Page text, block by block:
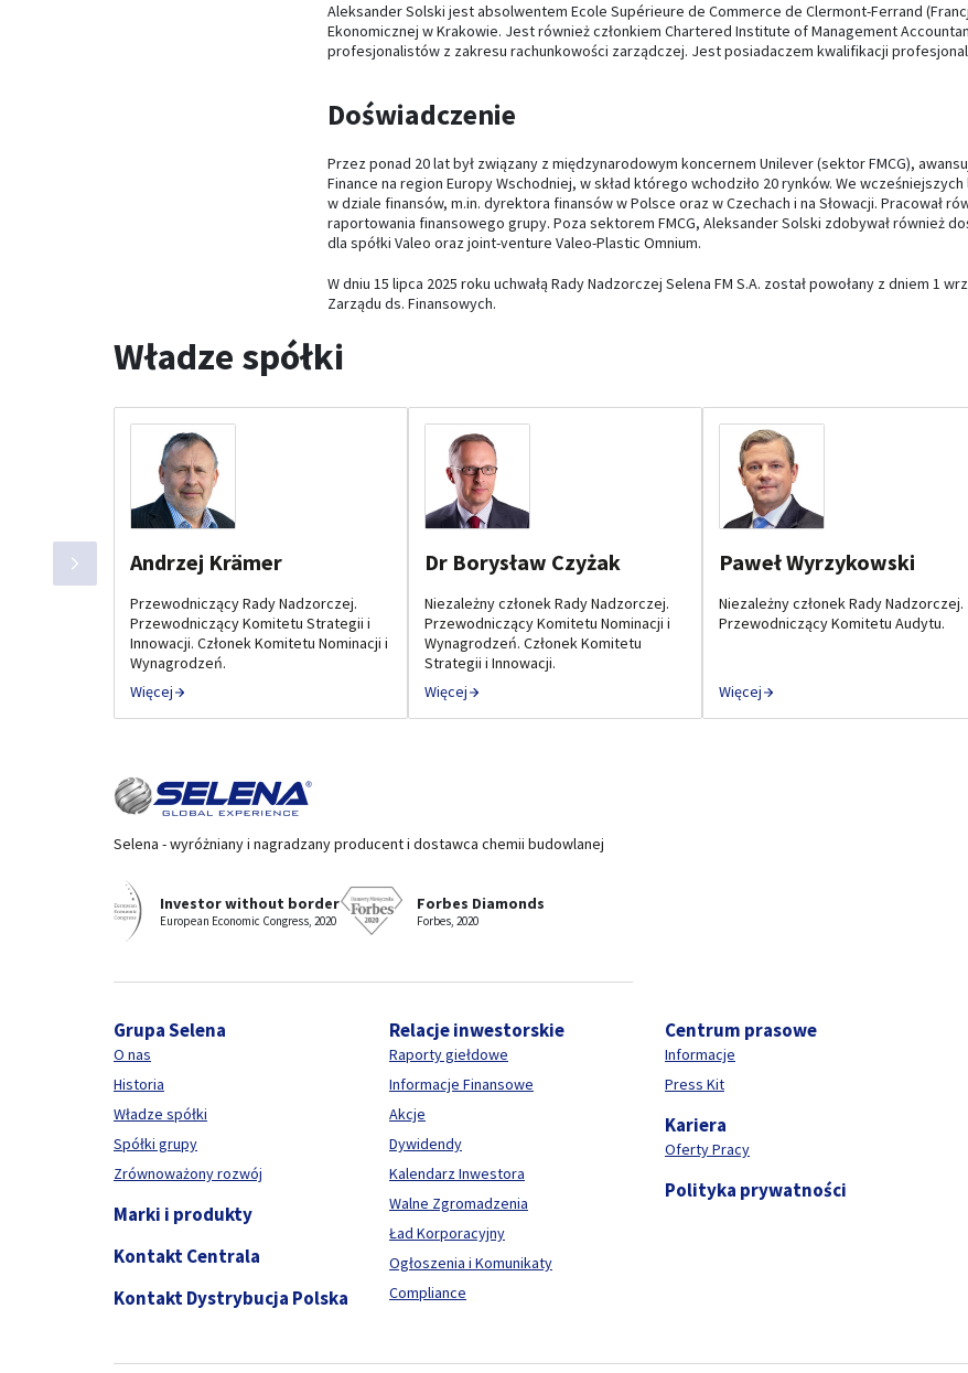
Aleksander Solski jest absolwentem Ecole Supérieure de Commerce de Clermont-Ferrand
Ekonomicznej w Krakowie. Jest również członkiem Chartered Institute of Management
profesjonalistów z zakresu rachunkowości zarządczej. Jest posiadaczem kwalifikacji
Doświadczenie
Przez ponad 20 lat był związany z międzynarodowym koncernem Unilever (sektor FMCG),
Finance na region Europy Wschodniej, w skład którego wchodziło 20 rynków. We
w dziale finansów, m.in. dyrektora finansów w Polsce oraz w Czechach i na Słowacji. Pracował
raportowania finansowego grupy. Poza sektorem FMCG, Aleksander Solski zdobywał również
dla spółki Valeo oraz joint-venture Valeo-Plastic Omnium.
W dniu 15 lipca 2025 roku uchwałą Rady Nadzorczej Selena FM S.A. został powołany z dniem 1
Zarządu ds. Finansowych.
Władze spółki
Andrzej Krämer
Przewodniczący Rady Nadzorczej.
Przewodniczący Komitetu Strategii i
Innowacji. Członek Komitetu Nominacji i
Wynagrodzeń.
Więcej
Dr Borysław Czyżak
Niezależny członek Rady Nadzorczej.
Przewodniczący Komitetu Nominacji i
Wynagrodzeń. Członek Komitetu
Strategii i Innowacji.
Więcej
Paweł Wyrzykowski
Niezależny członek Rady Nadzorczej.
Przewodniczący Komitetu Audytu.
Więcej
Selena - wyróżniany i nagradzany producent i dostawca chemii budowlanej
Investor without border
European Economic Congress, 2020
Forbes Diamonds
Forbes, 2020
Grupa Selena
O nas
Historia
Władze spółki
Spółki grupy
Zrównoważony rozwój
Marki i produkty
Kontakt Centrala
Kontakt Dystrybucja Polska
Relacje inwestorskie
Raporty giełdowe
Informacje Finansowe
Akcje
Dywidendy
Kalendarz Inwestora
Walne Zgromadzenia
Ład Korporacyjny
Ogłoszenia i Komunikaty
Compliance
Centrum prasowe
Informacje
Press Kit
Kariera
Oferty Pracy
Polityka prywatności